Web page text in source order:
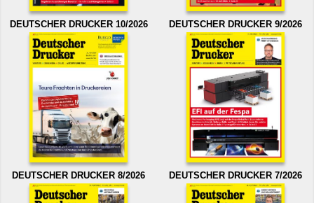
DEUTSCHER DRUCKER 10/2026 DEUTSCHER DRUCKER 9/2026
DEUTSCHER DRUCKER 8/2026 DEUTSCHER DRUCKER 7/2026